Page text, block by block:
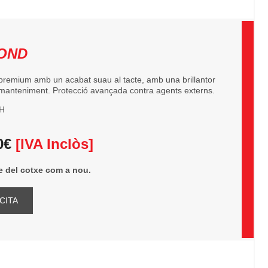
amb un acabat suau al tacte, amb una brillantor
Protecció avançada contra agents externs.
[IVA Inclòs]
del cotxe com a nou.